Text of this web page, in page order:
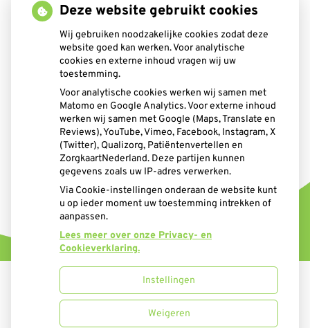
Uw Zorg Online|Beheer
Deze website gebruikt cookies
Wij gebruiken noodzakelijke cookies zodat deze
website goed kan werken. Voor analytische
cookies en externe inhoud vragen wij uw
toestemming.
Voor analytische cookies werken wij samen met
Matomo en Google Analytics. Voor externe inhoud
werken wij samen met Google (Maps, Translate en
Reviews), YouTube, Vimeo, Facebook, Instagram, X
(Twitter), Qualizorg, Patiëntenvertellen en
ZorgkaartNederland. Deze partijen kunnen
gegevens zoals uw IP-adres verwerken.
Via Cookie-instellingen onderaan de website kunt
u op ieder moment uw toestemming intrekken of
aanpassen.
Lees meer over onze Privacy- en
Cookieverklaring.
Instellingen
Weigeren